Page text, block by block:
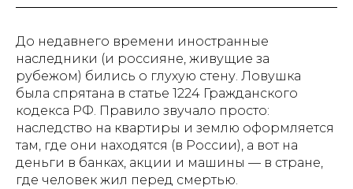
До недавнего времени иностранные
наследники (и россияне, живущие за
рубежом) бились о глухую стену. Ловушка
была спрятана в статье 1224 Гражданского
кодекса РФ. Правило звучало просто:
наследство на квартиры и землю оформляется
там, где они находятся (в России), а вот на
деньги в банках, акции и машины — в стране,
где человек жил перед смертью.